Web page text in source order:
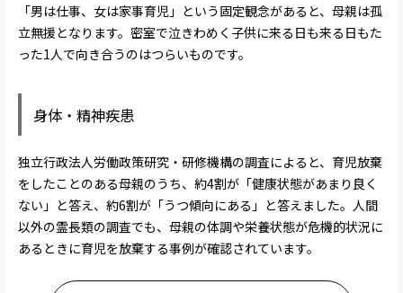
「男は仕事、女は家事育児」という固定観念があると、母親は孤
立無援となります。密室で泣きわめく子供に来る日も来る日もた
った1人で向き合うのはつらいものです。
身体・精神疾患
独立行政法人労働政策研究・研修機構の調査によると、育児放棄
をしたことのある母親のうち、約4割が「健康状態があまり良く
ない」と答え、約6割が「うつ傾向にある」と答えました。人間
以外の霊長類の調査でも、母親の体調や栄養状態が危機的状況に
あるときに育児を放棄する事例が確認されています。